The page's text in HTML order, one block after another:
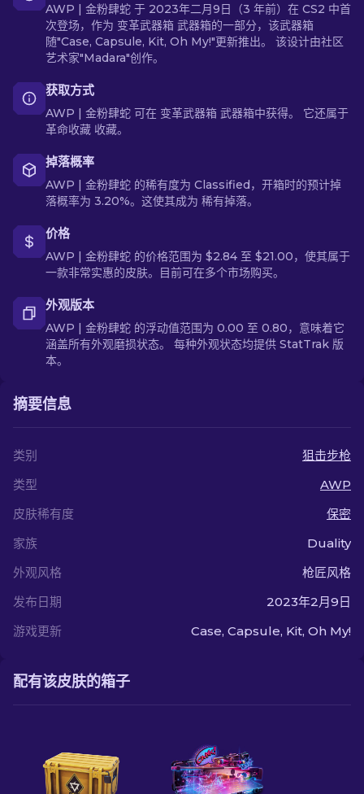
AWP | 金粉肆蛇 于 2023年二月9日（3 年前）在 CS2 中首
次登场，作为 变革武器箱 武器箱的一部分，该武器箱
随"Case, Capsule, Kit, Oh My!"更新推出。 该设计由社区
艺术家"Madara"创作。
获取方式
AWP | 金粉肆蛇 可在 变革武器箱 武器箱中获得。 它还属于
革命收藏 收藏。
掉落概率
AWP | 金粉肆蛇 的稀有度为 Classified，开箱时的预计掉
落概率为 3.20%。这使其成为 稀有掉落。
价格
AWP | 金粉肆蛇 的价格范围为 $2.84 至 $21.00，使其属于
一款非常实惠的皮肤。目前可在多个市场购买。
外观版本
AWP | 金粉肆蛇 的浮动值范围为 0.00 至 0.80，意味着它
涵盖所有外观磨损状态。 每种外观状态均提供 StatTrak 版
本。
摘要信息
类别
狙击步枪
类型
AWP
皮肤稀有度
保密
家族
Duality
外观风格
枪匠风格
发布日期
2023年2月9日
游戏更新
Case, Capsule, Kit, Oh My!
配有该皮肤的箱子